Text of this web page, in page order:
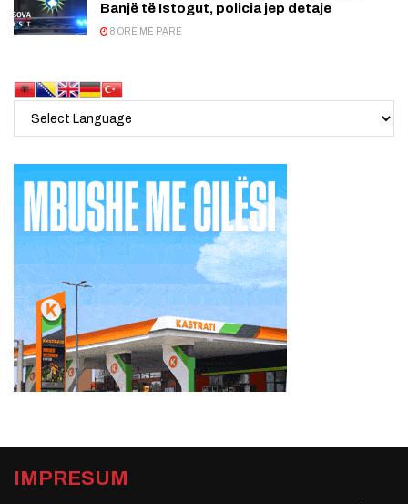
Banjë të Istogut, policia jep detaje
8 ORË MË PARË
IMPRESUM